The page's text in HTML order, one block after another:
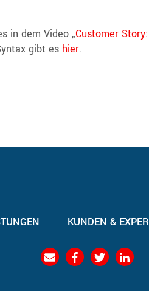
in dem Video „Customer
gibt es hier.
KUNDEN &